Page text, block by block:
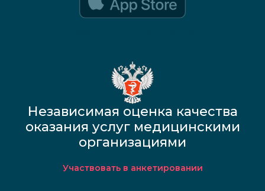
Независимая оценка качества
оказания услуг медицинскими
организациями
Участвовать в анкетировании